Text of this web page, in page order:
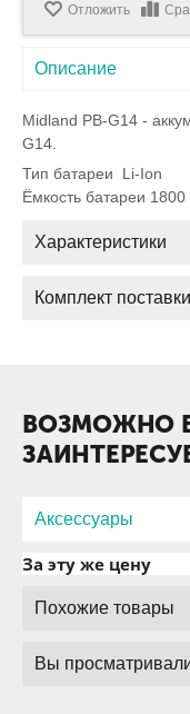
Отложить
Описание
Midland PB-G14 -
G14.
Тип батареи Li-Ion
Ёмкость батареи 1800
Характеристики
Комплект поставки
ВОЗМОЖНО
Аксессуары
За эту же цену
Похожие товары
Вы